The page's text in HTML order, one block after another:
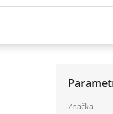
Značka